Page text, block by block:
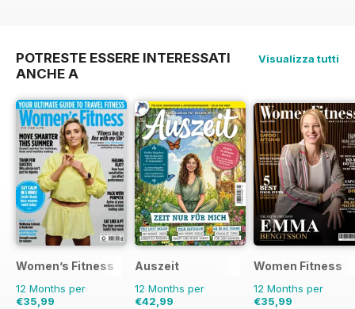
POTRESTE ESSERE INTERESSATI
ANCHE A
Visualizza tutti
Women’s Fitness
12 Months per
€35,99
Auszeit
12 Months per
€42,99
Women Fitness
12 Months per
€35,99